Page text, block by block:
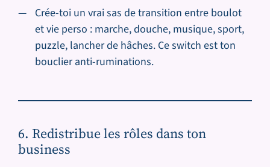
Crée-toi un vrai sas de transition entre boulot
et vie perso : marche, douche, musique, sport,
puzzle, lancher de hâches. Ce switch est ton
bouclier anti-ruminations.
6. Redistribue les rôles dans ton
business